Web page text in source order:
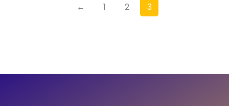
← 1 2 3